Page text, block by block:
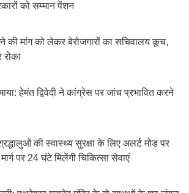
को सम्मान पेंशन
की मांग को लेकर बेरोजगारों का सचिवालय कूच,
हेमंत द्विवेदी ने कांग्रेस पर जांच प्रभावित करने
की स्वास्थ्य सुरक्षा के लिए अलर्ट मोड पर
पर 24 घंटे मिलेंगी चिकित्सा सेवाएं